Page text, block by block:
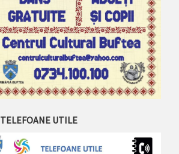
TELEFOANE UTILE